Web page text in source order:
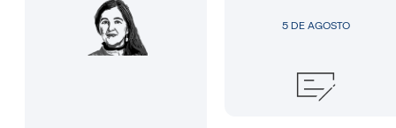
5 DE AGOSTO